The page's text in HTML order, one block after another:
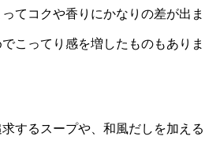
てコクや香りにかなりの差が出ま
こってり感を増したものもありま
するスープや、和風だしを加える